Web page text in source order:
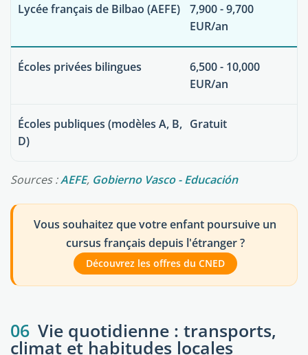
Lycée français de Bilbao (AEFE)
7,900 - 9,700
EUR/an
Écoles privées bilingues
6,500 - 10,000
EUR/an
Écoles publiques (modèles A, B,
D)
Gratuit
Sources :AEFE, Gobierno Vasco - Educación
Vous souhaitez que votre enfant poursuive un
cursus français depuis l'étranger ?
Découvrez les offres du CNED
06 Vie quotidienne : transports,
climat et habitudes locales